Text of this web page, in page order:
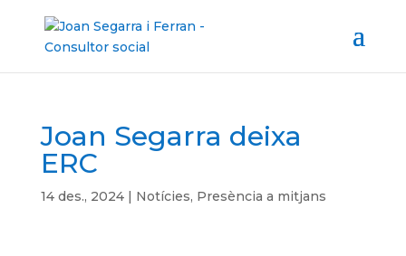
Joan Segarra deixa
ERC
14 des., 2024| Notícies, Presència a mitjans